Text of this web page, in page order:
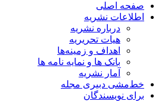
صفحه اصلی
اطلاعات نشریه
درباره نشریه
هیات تحریریه
اهداف و زمینه‌ها
بانک ها و نمایه نامه ها
آمار نشریه
خط‌مشی دبیری مجله
برای نویسندگان